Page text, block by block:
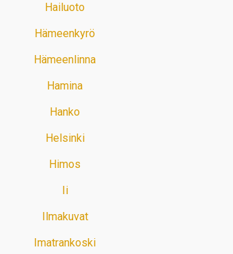
Hailuoto
Hämeenkyrö
Hämeenlinna
Hamina
Hanko
Helsinki
Himos
Ii
Ilmakuvat
Imatrankoski